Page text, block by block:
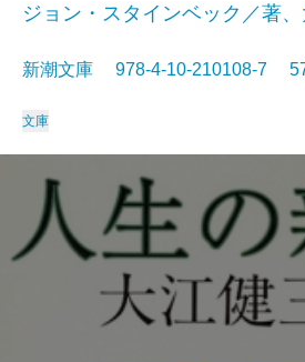
ジョン・スタインベック／著
新潮文庫 978-4-10-210108-7
文庫